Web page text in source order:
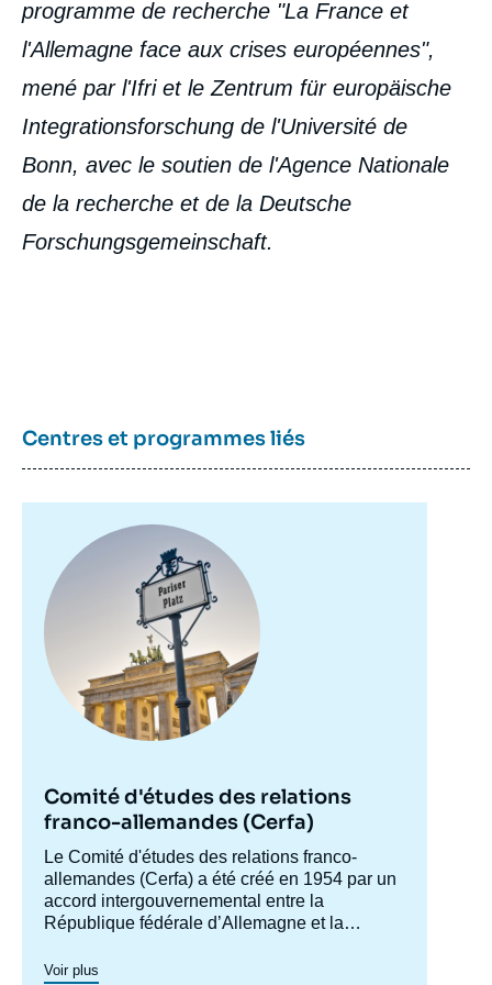
programme de recherche "La France et
l'Allemagne face aux crises européennes",
mené par l'Ifri et le Zentrum für europäische
Integrationsforschung de l'Université de
Bonn, avec le soutien de l'Agence Nationale
de la recherche et de la Deutsche
Forschungsgemeinschaft.
Centres et programmes liés
principale
Comité d'études des relations
franco-allemandes (Cerfa)
Accroche
centre
Le Comité d'études des relations franco-
allemandes (Cerfa) a été créé en 1954 par un
accord intergouvernemental entre la
République fédérale d’Allemagne et la
l'Allemagne en France et analyser les
Voir plus
MARCHETTI, « L'Europe et le monde en
2020. Essai de prospective franco-
allemande », Livres, Ifri, 20 décembre 2010.
Copier